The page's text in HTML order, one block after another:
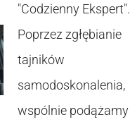
"Codzienny Ekspert".
Poprzez zgłębianie
tajników
samodoskonalenia,
wspólnie podążamy